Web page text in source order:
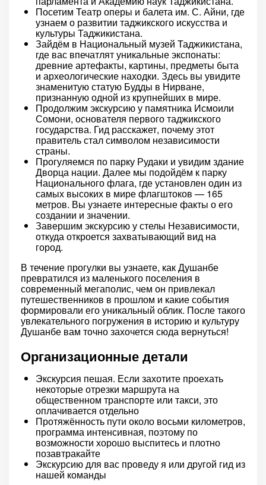
Посетим Театр оперы и балета им. С. Айни, где
узнаем о развитии таджикского искусства и
культуры Таджикистана.
Зайдём в Национальный музей Таджикистана,
где вас впечатлят уникальные экспонаты:
древние артефакты, картины, предметы быта
и археологические находки. Здесь вы увидите
знаменитую статую Будды в Нирване,
признанную одной из крупнейших в мире.
Продолжим экскурсию у памятника Исмоили
Сомони, основателя первого таджикского
государства. Гид расскажет, почему этот
правитель стал символом независимости
страны.
Прогуляемся по парку Рудаки и увидим здание
Дворца нации. Далее мы подойдём к парку
Национального флага, где установлен один из
самых высоких в мире флагштоков — 165
метров. Вы узнаете интересные факты о его
создании и значении.
Завершим экскурсию у стелы Независимости,
откуда откроется захватывающий вид на
город.
В течение прогулки вы узнаете, как Душанбе
превратился из маленького поселения в
современный мегаполис, чем он привлекал
путешественников в прошлом и какие события
формировали его уникальный облик. После такого
увлекательного погружения в историю и культуру
Душанбе вам точно захочется сюда вернуться!
Организационные детали
Экскурсия пешая. Если захотите проехать
некоторые отрезки маршрута на
общественном транспорте или такси, это
оплачивается отдельно
Протяжённость пути около восьми километров,
программа интенсивная, поэтому по
возможности хорошо выспитесь и плотно
позавтракайте
Экскурсию для вас проведу я или другой гид из
нашей команды